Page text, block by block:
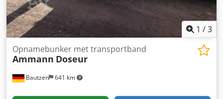
1 /3
Bautzen 641 km
Opnamebunker met transportband
Ammann Doseur